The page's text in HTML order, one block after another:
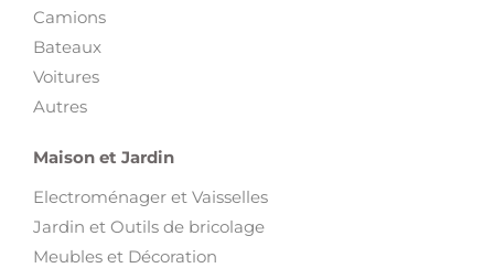
Camions
Bateaux
Voitures
Autres
Maison et Jardin
Electroménager et Vaisselles
Jardin et Outils de bricolage
Meubles et Décoration